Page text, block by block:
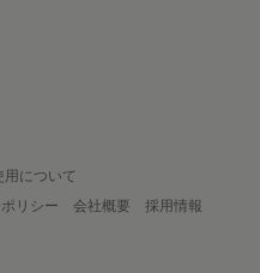
について
リシー 会社概要
採用情報